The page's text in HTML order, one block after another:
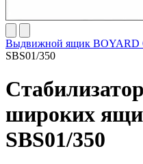
Выдвижной ящик
SBS01/350
широких
SBS01/350